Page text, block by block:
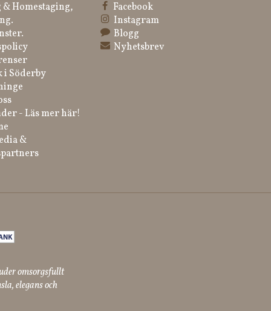
Homestaging,
i Söderby
- Läs mer här!
&
Facebook
Instagram
Blogg
Nyhetsbrev
omsorgsfullt
elegans och